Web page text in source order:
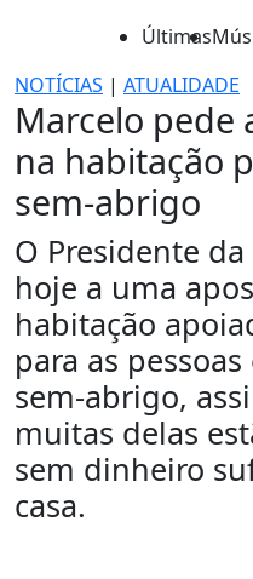
Últimas
NOTÍCIAS | ATUALIDADE
Marcelo pede
na habitação
sem-abrigo
O Presidente
hoje a uma
habitação
para as
sem-abrigo,
muitas delas
sem dinheiro
casa.